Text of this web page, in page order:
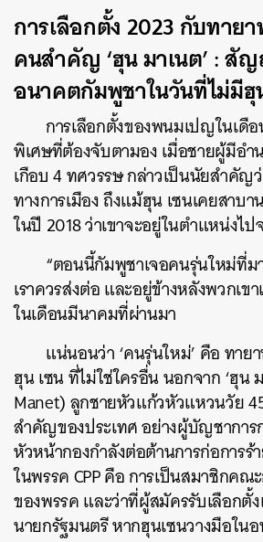
การเลือกตั้ง 2023 กับทาย
คนสำคัญ ‘ฮุน มาเนต’ : สั
อนาคตกัมพูชาในวันที่ไม่มีฮุ
การเลือกตั้งของพนมเปญในเดื
พิเศษที่ต้องจับตามอง เมื่อชายผู้มีอำ
เกือบ 4 ทศวรรษ กล่าวเป็นนัยสำคัญ
ทางการเมือง ถึงแม้ฮุน เซนเคยสาบ
ในปี 2018 ว่าเขาจะอยู่ในตำแหน่งไ
“ตอนนี้กัมพูชาเจอคนรุ่นใหม่ที่
เราควรส่งต่อ และอยู่ข้างหลังพวกเขา
ในเดือนมีนาคมที่ผ่านมา
แน่นอนว่า ‘คนรุ่นใหม่’ คือ ทาย
ฮุน เซน ที่ไม่ใช่ใครอื่น นอกจาก ‘ฮุน
Manet) ลูกชายหัวแก้วหัวแหวนวัย
สำคัญของประเทศ อย่างผู้บัญชากา
หัวหน้ากองกำลังต่อต้านการก่อการ
ในพรรค CPP คือ การเป็นสมาชิกคณ
ของพรรค และว่าที่ผู้สมัครรับเลือกตั้
นายกรัฐมนตรี หากฮุนเซนวางมือใน